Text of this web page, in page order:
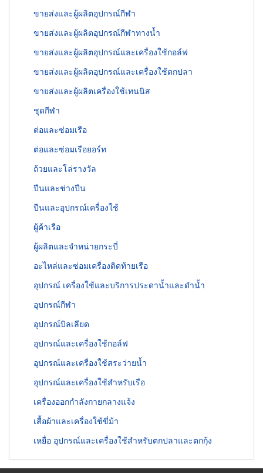
ขายส่งและผู้ผลิตอุปกรณ์กีฬา
ขายส่งและผู้ผลิตอุปกรณ์กีฬาทางน้ำ
ขายส่งและผู้ผลิตอุปกรณ์และเครื่องใช้กอล์ฟ
ขายส่งและผู้ผลิตอุปกรณ์และเครื่องใช้ตกปลา
ขายส่งและผู้ผลิตเครื่องใช้เทนนิส
ชุดกีฬา
ต่อและซ่อมเรือ
ต่อและซ่อมเรือยอร์ท
ถ้วยและโล่รางวัล
ปืนและช่างปืน
ปืนและอุปกรณ์เครื่องใช้
ผู้ค้าเรือ
ผู้ผลิตและจำหน่ายกระบี่
อะไหล่และซ่อมเครื่องติดท้ายเรือ
อุปกรณ์ เครื่องใช้และบริการประดาน้ำและดำน้ำ
อุปกรณ์กีฬา
อุปกรณ์บิลเลียด
อุปกรณ์และเครื่องใช้กอล์ฟ
อุปกรณ์และเครื่องใช้สระว่ายน้ำ
อุปกรณ์และเครื่องใช้สำหรับเรือ
เครื่องออกกำลังกายกลางแจ้ง
เสื้อผ้าและเครื่องใช้ขี่ม้า
เหยื่อ อุปกรณ์และเครื่องใช้สำหรับตกปลาและตกกุ้ง